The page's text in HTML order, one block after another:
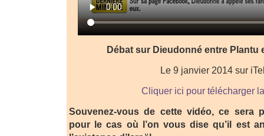
Débat sur Dieudonné entre Plantu
Le 9 janvier 2014 sur
Cliquer ici pour télécharger
Souvenez-vous de cette vidéo, ce sera
pour le cas où l’on vous dise qu’il est